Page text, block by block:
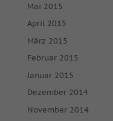
Mai 2015
April 2015
März 2015
Februar 2015
Januar 2015
Dezember 2014
November 2014
powered by Borlabs Cookie